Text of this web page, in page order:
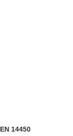
14450